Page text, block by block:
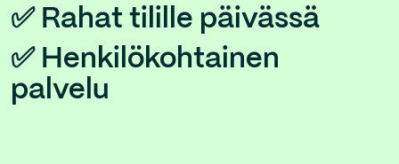
✅ Rahat tilille päivässä
✅ Henkilökohtainen
palvelu